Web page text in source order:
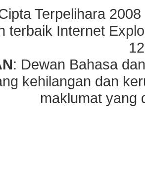
Terpelihara
terbaik Internet
: Dewan Bahasa
kehilangan dan
maklumat yang